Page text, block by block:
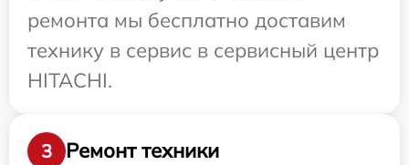
ремонта мы бесплатно доставим
технику в сервис в сервисный центр
HITACHI.
3
Ремонт техники